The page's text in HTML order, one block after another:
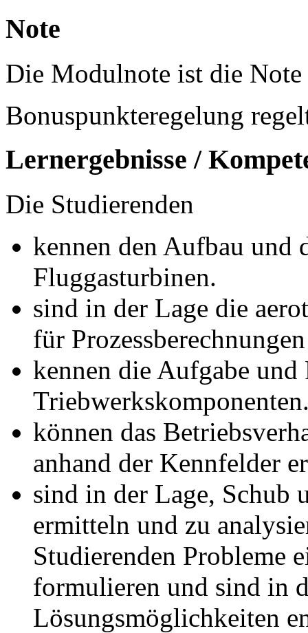
Note
Die Modulnote ist die Note
Bonuspunkteregelung
Lernergebnisse /
Die Studierenden
kennen den Aufbau und
Fluggasturbinen.
sind in der Lage die
für
kennen die Aufgabe
können das
anhand der Kennfelder
sind in der Lage, Schub
ermitteln und zu
Studierenden Probleme
formulieren und sind in
Lösungsmöglichkeiten